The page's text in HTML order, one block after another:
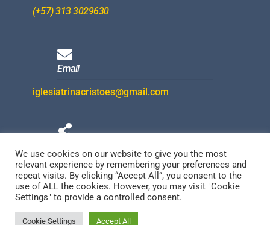
(+57) 313 3029630
Email
iglesiatrinacristoes@gmail.com
We use cookies on our website to give you the most
relevant experience by remembering your preferences and
repeat visits. By clicking “Accept All”, you consent to the
use of ALL the cookies. However, you may visit "Cookie
Settings" to provide a controlled consent.
Cookie Settings Accept All